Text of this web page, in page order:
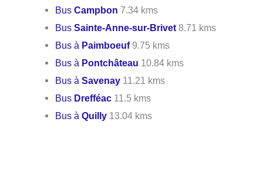
BusCampbon 7.34 kms
BusSainte-Anne-sur-Brivet 8.71 kms
Bus à Paimboeuf9.75 kms
Bus à Pontchâteau 10.84 kms
Bus àSavenay 11.21 kms
Bus Drefféac 11.5 kms
Bus àQuilly 13.04 kms